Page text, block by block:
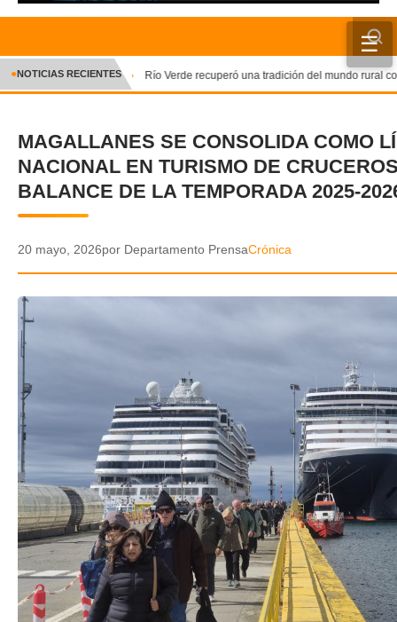
☰
INICIO
CRÓNICA
DEPORTES
ENTRETENIMIENTO Y CULTURA
GALERIA DE FOTOS
APP MÓVIL
TRANSPARENCIA
✕
●NOTICIAS RECIENTES Río Verde recuperó una tradición del mundo rural
MAGALLANES SE CONSOLIDA COMO
NACIONAL EN TURISMO DE
BALANCE DE LA TEMPORADA 2025-
20 mayo, 2026por Departamento PrensaCrónica